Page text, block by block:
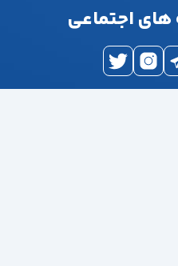
اجتماعی